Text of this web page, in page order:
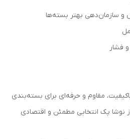
سازمان‌دهی بهتر بسته‌ها
فشار
مقاوم و حرفه‌ای برای بسته‌بندی
پک انتخابی مطمئن و اقتصادی